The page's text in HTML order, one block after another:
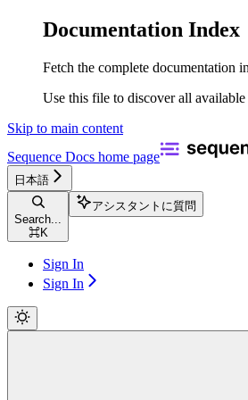
Documentation Index
Fetch the complete documentation
Use this file to discover all
Skip to main content
Sequence Docs home page
日本語
Search...
⌘K
アシスタントに質問
Sign In
Sign In